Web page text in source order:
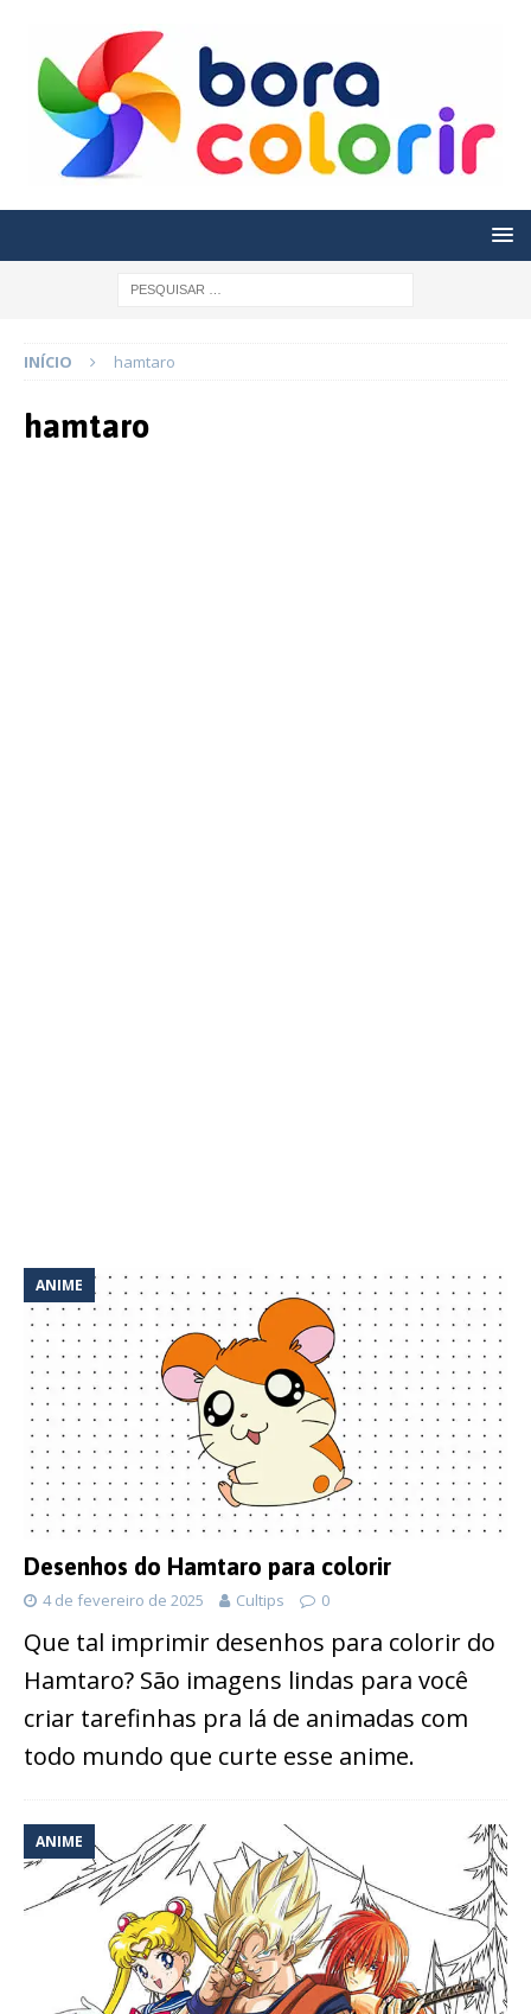
INÍCIO hamtaro
hamtaro
ANIME
Desenhos do Hamtaro para colorir
4 de fevereiro de 2025 Cultips 0
Que tal imprimir desenhos para colorir do
Hamtaro? São imagens lindas para você
criar tarefinhas pra lá de animadas com
todo mundo que curte esse anime.
ANIME